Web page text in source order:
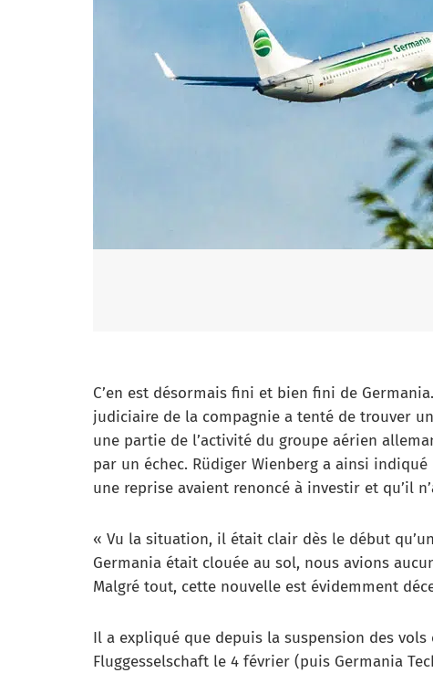
C’en est désormais fini et bien fini de
judiciaire de la compagnie a tenté de trouver
une partie de l’activité du groupe aérien
par un échec. Rüdiger Wienberg a ainsi
une reprise avaient renoncé à investir et qu’il
« Vu la situation, il était clair dès le début
Germania était clouée au sol, nous avions
Malgré tout, cette nouvelle est évidemment
Il a expliqué que depuis la suspension des
Fluggesselschaft le 4 février (puis Germania